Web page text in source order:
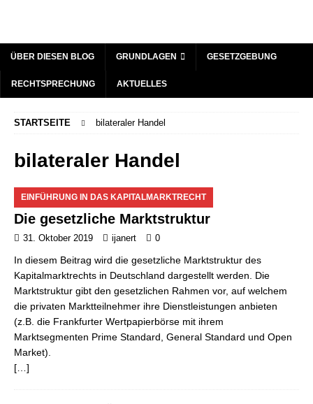
ÜBER DIESEN BLOG GRUNDLAGEN GESETZGEBUNG
RECHTSPRECHUNG AKTUELLES
STARTSEITE bilateraler Handel
bilateraler Handel
EINFÜHRUNG IN DAS KAPITALMARKTRECHT
Die gesetzliche Marktstruktur
31. Oktober 2019 ijanert 0
In diesem Beitrag wird die gesetzliche Marktstruktur des
Kapitalmarktrechts in Deutschland dargestellt werden. Die
Marktstruktur gibt den gesetzlichen Rahmen vor, auf welchem
die privaten Marktteilnehmer ihre Dienstleistungen anbieten
(z.B. die Frankfurter Wertpapierbörse mit ihrem
Marktsegmenten Prime Standard, General Standard und Open
Market).
[…]